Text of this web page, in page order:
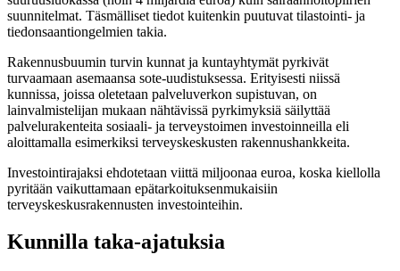
suunnitelmat. Täsmälliset tiedot kuitenkin puutuvat tilastointi- ja
tiedonsaantiongelmien takia.
Rakennusbuumin turvin kunnat ja kuntayhtymät pyrkivät
turvaamaan asemaansa sote-uudistuksessa. Erityisesti niissä
kunnissa, joissa oletetaan palveluverkon supistuvan, on
lainvalmistelijan mukaan nähtävissä pyrkimyksiä säilyttää
palvelurakenteita sosiaali- ja terveystoimen investoinneilla eli
aloittamalla esimerkiksi terveyskeskusten rakennushankkeita.
Investointirajaksi ehdotetaan viittä miljoonaa euroa, koska kiellolla
pyritään vaikuttamaan epätarkoituksenmukaisiin
terveyskeskusrakennusten investointeihin.
Kunnilla taka-ajatuksia